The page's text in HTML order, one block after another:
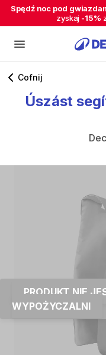
Spędź noc pod
zyskaj -15%
Cofnij
Úszást
PRODUKT NIE
WYPOŻYCZALNI